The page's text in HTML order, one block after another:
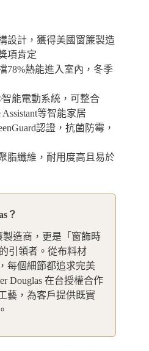
設計，獲得美國窗簾製造
項肯定
78%熱能進入室內，冬季
能電動系統，可整合
等智能家居
認證，抗菌防霉，
脂纖維，耐用度高且易於
？
製造商，更是「窗飾時
引領者。從布料材
每個細節都追求完美
Douglas 在台授權合作
藝，為客戶提供既實